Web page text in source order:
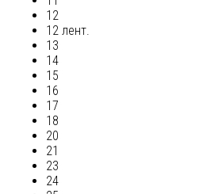
12
12 лент.
13
14
15
16
17
18
20
21
23
24